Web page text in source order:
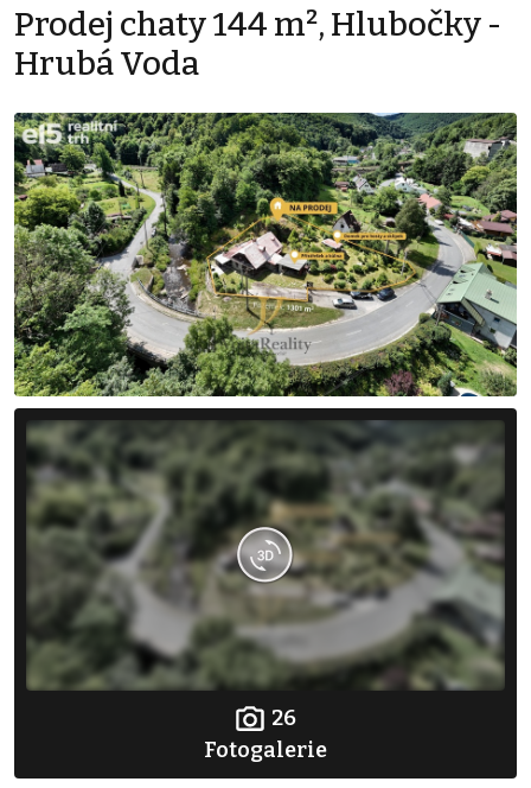
Prodej chaty 144 m², Hlubočky -
Hrubá Voda
26
Fotogalerie